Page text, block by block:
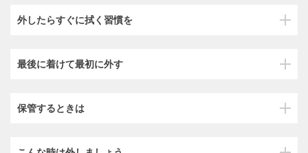
外したらすぐに拭く習慣を
最後に着けて最初に外す
保管するときは